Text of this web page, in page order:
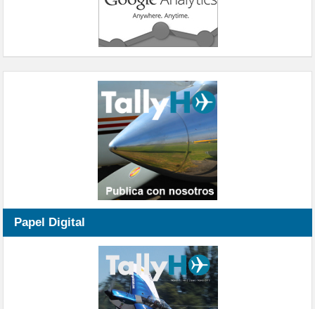
Papel Digital